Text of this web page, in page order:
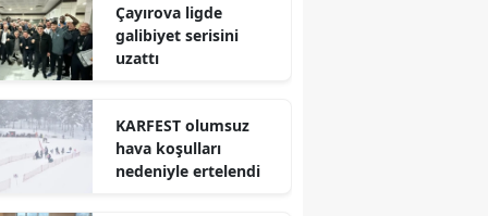
Kars
Kayseri
Kırklareli
Çayırova ligde
galibiyet serisini
uzattı
KARFEST olumsuz
hava koşulları
nedeniyle ertelendi